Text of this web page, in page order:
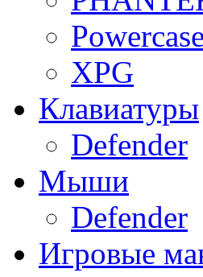
Powercase
XPG
Клавиатуры
Defender
Мыши
Defender
Игровые